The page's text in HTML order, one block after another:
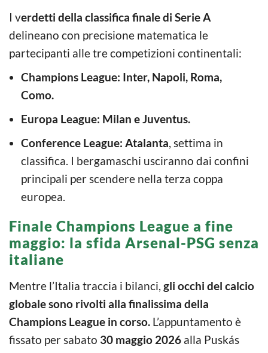
I verdetti della classifica finale di Serie A
delineano con precisione matematica le
partecipanti alle tre competizioni continentali:
Champions League: Inter, Napoli, Roma,
Como.
Europa League: Milan e Juventus.
Conference League: Atalanta, settima in
classifica. I bergamaschi usciranno dai confini
principali per scendere nella terza coppa
europea.
Finale Champions League a fine
maggio: la sfida Arsenal-PSG senza
italiane
Mentre l’Italia traccia i bilanci, gli occhi del calcio
globale sono rivolti alla finalissima della
Champions League in corso. L’appuntamento è
fissato per sabato 30 maggio 2026 alla Puskás